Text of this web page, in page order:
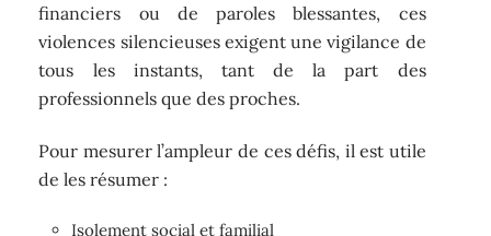
financiers ou de paroles blessantes, ces
violences silencieuses exigent une vigilance de
tous les instants, tant de la part des
professionnels que des proches.
Pour mesurer l’ampleur de ces défis, il est utile
de les résumer :
Isolement social et familial